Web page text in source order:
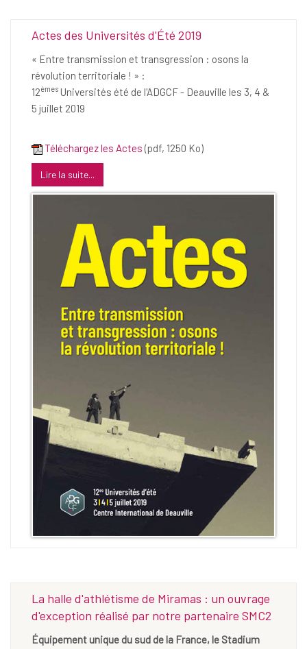
Actes des Universités d'Été 2019
« Entre transmission et transgression : osons la
révolution territoriale ! » :
12èmesUniversités été de l'ADGCF - Deauville les 3, 4 &
5 juillet 2019
Téléchargez les Actes (pdf, 1250 Ko)
Lire la suite...
La halle d'athlétisme de Miramas : un ouvrage
d'exception réalisé par notre partenaire SMC2
Équipement unique du sud de la France, le Stadium